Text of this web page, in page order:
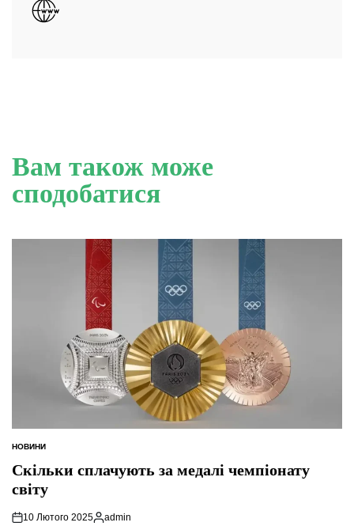
Вам також може
сподобатися
ОПУБЛІКУВАТИ
У
НОВИНИ
Скільки сплачують за медалі чемпіонату
світу
10 Лютого 2025
Опубліковано
admin